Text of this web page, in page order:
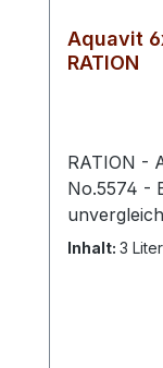
Aquavit
RATION
RATION -
No.5574 -
Tradition
Inhalt: 3 Liter